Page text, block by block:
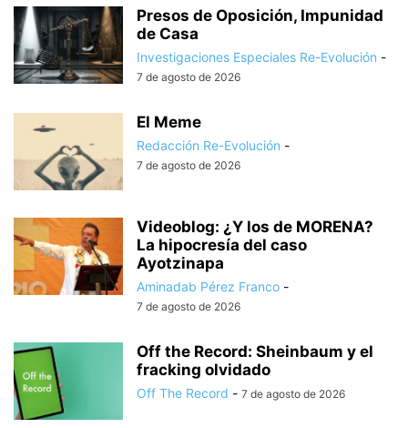
Presos de Oposición, Impunidad
de Casa
Investigaciones Especiales Re-Evolución -
7 de agosto de 2026
El Meme
Redacción Re-Evolución -
7 de agosto de 2026
Videoblog: ¿Y los de MORENA?
La hipocresía del caso
Ayotzinapa
Aminadab Pérez Franco -
7 de agosto de 2026
Off the Record: Sheinbaum y el
fracking olvidado
Off The Record - 7 de agosto de 2026